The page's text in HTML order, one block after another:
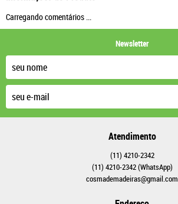
Carregando comentários ...
Newsletter
Atendimento
(11) 4210-2342
(11) 4210-2342(WhatsApp)
cosmademadeiras@gmail.com